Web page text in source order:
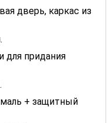
дверь, каркас из
для придания
+ защитный